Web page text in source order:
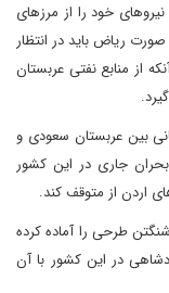
خود را از مرزهای
ریاض باید در انتظار
از منابع نفتی عربستان
بین عربستان سعودی و
جاری در این کشور
اردن از متوقف کند.
طرحی را آماده کرده
در این کشور با آن